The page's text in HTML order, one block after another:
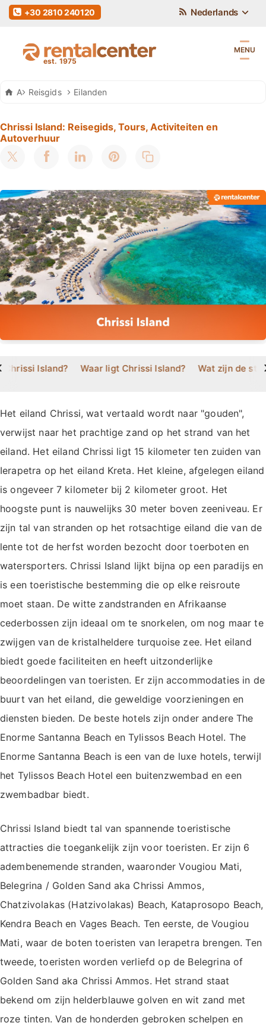
Auto Huren Kreta
Reisgids Eilanden
Chrissi Island: Reisegids, Tours, Activiteiten en
Autoverhuur
Chrissi Island? Waar ligt Chrissi Island? Wat zijn de >
Het eiland Chrissi, wat vertaald wordt naar "gouden",
verwijst naar het prachtige zand op het strand van het
eiland. Het eiland Chrissi ligt 15 kilometer ten zuiden van
Ierapetra op het eiland Kreta. Het kleine, afgelegen eiland
is ongeveer 7 kilometer bij 2 kilometer groot. Het
hoogste punt is nauwelijks 30 meter boven zeeniveau. Er
zijn tal van stranden op het rotsachtige eiland die van de
lente tot de herfst worden bezocht door toerboten en
watersporters. Chrissi Island lijkt bijna op een paradijs en
is een toeristische bestemming die op elke reisroute
moet staan. De witte zandstranden en Afrikaanse
cederbossen zijn ideaal om te snorkelen, om nog maar te
zwijgen van de kristalheldere turquoise zee. Het eiland
biedt goede faciliteiten en heeft uitzonderlijke
beoordelingen van toeristen. Er zijn accommodaties in de
buurt van het eiland, die geweldige voorzieningen en
diensten bieden. De beste hotels zijn onder andere The
Enorme Santanna Beach en Tylissos Beach Hotel. The
Enorme Santanna Beach is een van de luxe hotels, terwijl
het Tylissos Beach Hotel een buitenzwembad en een
zwembadbar biedt.
Chrissi Island biedt tal van spannende toeristische
attracties die toegankelijk zijn voor toeristen. Er zijn 6
adembenemende stranden, waaronder Vougiou Mati,
Belegrina / Golden Sand aka Chrissi Ammos,
Chatzivolakas (Hatzivolakas) Beach, Kataprosopo Beach,
Kendra Beach en Vages Beach. Ten eerste, de Vougiou
Mati, waar de boten toeristen van Ierapetra brengen. Ten
tweede, toeristen worden verliefd op de Belegrina of
Golden Sand aka Chrissi Ammos. Het strand staat
bekend om zijn helderblauwe golven en wit zand met
roze tinten. Van de honderden gebroken schelpen en
Nederlands
+30 2810 240120
MENU